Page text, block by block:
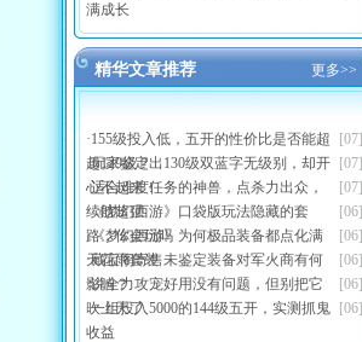
满成长
精华文章推荐 更多>>
[07]
·155级投入低，五开的性价比是否能超
越129级？
[07]
·玩家鉴定出130级双蓝字无级别，却开
心不起来！
[07]
·适合难度任务的神兽，点杀力出众，
续航超强
[06]
·《梦幻西游》口袋版玩法隐藏的套
路，你会玩吗
[06]
·《梦幻西游》为何极品装备都点化满
天花雨套装
[06]
·藏宝阁寄售未鉴定装备对军火商有何
影响？
[06]
·说全力攻宠好用没有问题，但别把它
吹上天了
[06]
·一组投入5000的144级五开，实测抓鬼
收益